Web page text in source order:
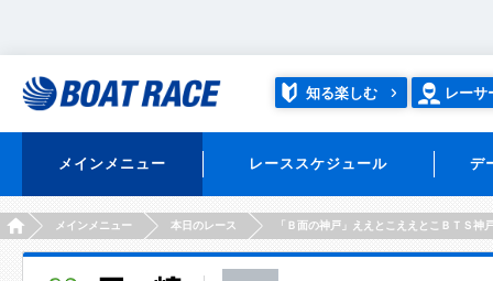
知る楽しむ レーサ
メインメニュー レーススケジュール デ
HOMEメインメニュー 本日のレース 「Ｂ面の神戸」ええとこええとこＢＴＳ神